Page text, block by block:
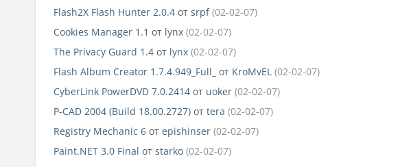
Flash2X Flash Hunter 2.0.4 от srpf (02-02-07)
Cookies Manager 1.1 от lynx (02-02-07)
The Privacy Guard 1.4 от lynx (02-02-07)
Flash Album Creator 1.7.4.949_Full_ от KroMvEL (02-02-07)
CyberLink PowerDVD 7.0.2414 от uoker (02-02-07)
P-CAD 2004 (Build 18.00.2727) от tera (02-02-07)
Registry Mechanic 6 от epishinser (02-02-07)
Paint.NET 3.0 Final от starko (02-02-07)